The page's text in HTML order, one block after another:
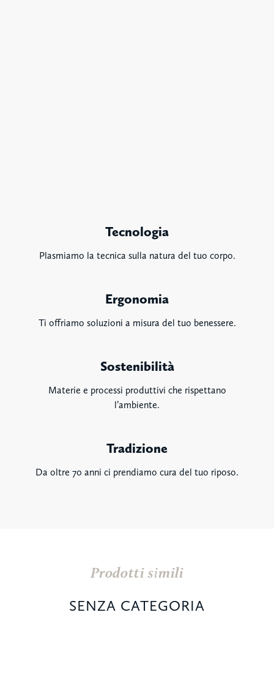
Tecnologia
Plasmiamo la tecnica sulla natura del tuo corpo.
Ergonomia
Ti offriamo soluzioni a misura del tuo benessere.
Sostenibilità
Materie e processi produttivi che rispettano
l’ambiente.
Tradizione
Da oltre 70 anni ci prendiamo cura del tuo riposo.
Prodotti simili
SENZA CATEGORIA